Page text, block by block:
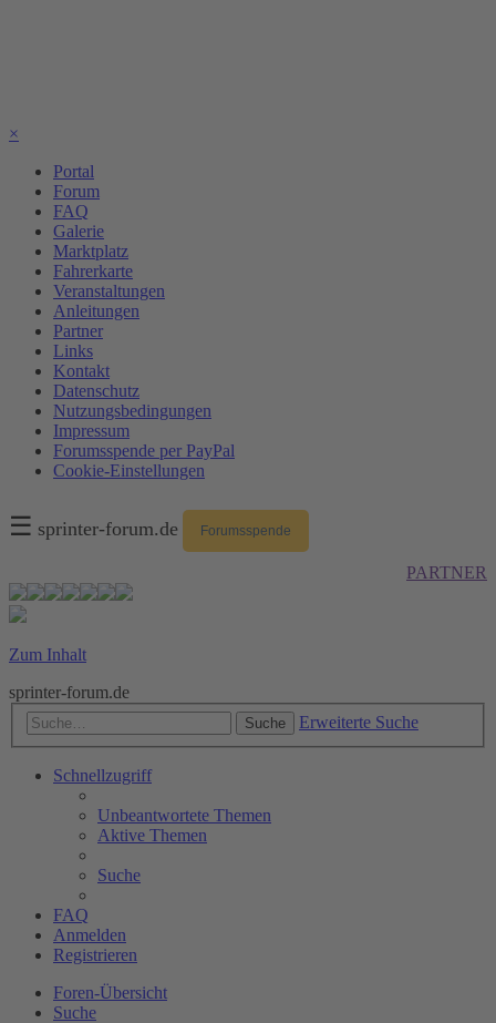
×
Portal
Forum
FAQ
Galerie
Marktplatz
Fahrerkarte
Veranstaltungen
Anleitungen
Partner
Links
Kontakt
Datenschutz
Nutzungsbedingungen
Impressum
Forumsspende per PayPal
Cookie-Einstellungen
☰ sprinter-forum.de Forumsspende
PARTNER
Zum Inhalt
sprinter-forum.de
Suche Erweiterte Suche
Schnellzugriff
Unbeantwortete Themen
Aktive Themen
Suche
FAQ
Anmelden
Registrieren
Foren-Übersicht
Suche